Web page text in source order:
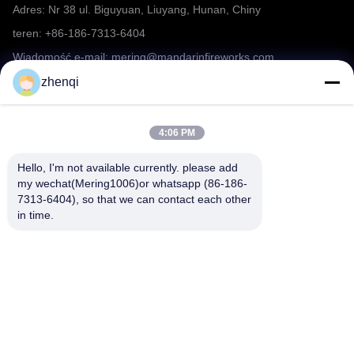
Adres: Nr 38 ul. Biguyuan, Liuyang, Hunan, Chiny
teren: +86-186-7313-6404
Wiadomość e-mail: mering@mandarinfireworks.com
Szybkie linki
zhenqi
4:06 PM
Hello, I'm not available currently. please add
my wechat(Mering1006)or whatsapp (86-186-
7313-6404), so that we can contact each other
in time.